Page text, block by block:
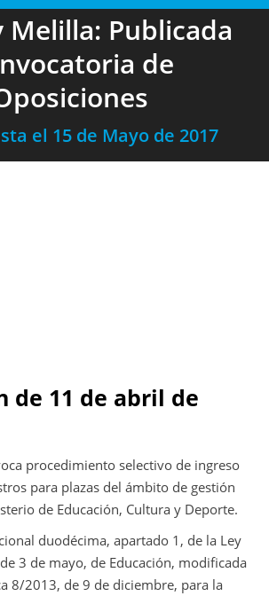
Melilla: Publicada
de
el 15 de Mayo de 2017
de 11 de abril de
procedimiento selectivo de ingreso
para plazas del ámbito de gestión
de Educación, Cultura y Deporte.
duodécima, apartado 1, de la Ley
3 de mayo, de Educación, modificada
8/2013, de 9 de diciembre, para la